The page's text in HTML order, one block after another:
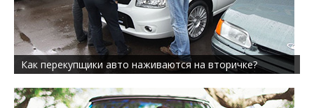
Как перекупщики авто наживаются на вторичке?